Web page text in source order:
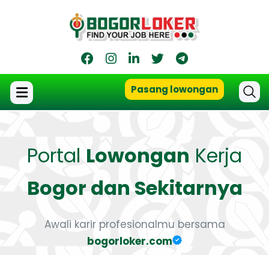
Pasang lowongan
Portal Lowongan Kerja
Bogor dan Sekitarnya
Awali karir profesionalmu bersama
bogorloker.com